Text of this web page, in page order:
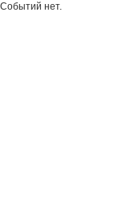
Событий нет.